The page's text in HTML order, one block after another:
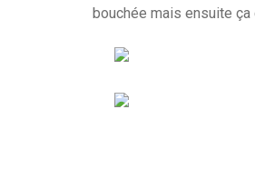
bouchée mais ensuite